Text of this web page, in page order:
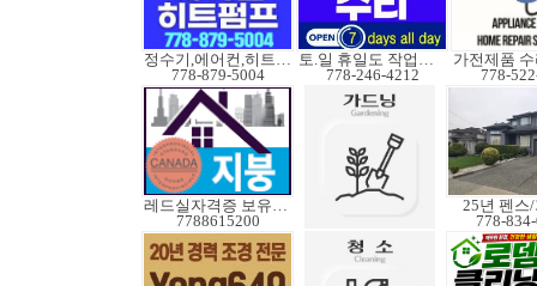
정수기,에어컨,히트펌프
778-879-5004
토.일 휴일도 작업가능
778-246-4212
778-
레드실자격증 보유업체
7788615200
25년 펜스
778-